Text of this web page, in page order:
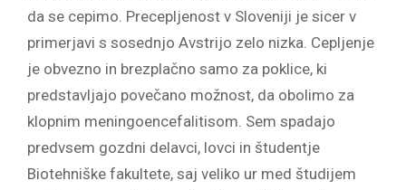
da se cepimo. Precepljenost v Sloveniji je sicer v
primerjavi s sosednjo Avstrijo zelo nizka. Cepljenje
je obvezno in brezplačno samo za poklice, ki
predstavljajo povečano možnost, da obolimo za
klopnim meningoencefalitisom. Sem spadajo
predvsem gozdni delavci, lovci in študentje
Biotehniške fakultete, saj veliko ur med študijem